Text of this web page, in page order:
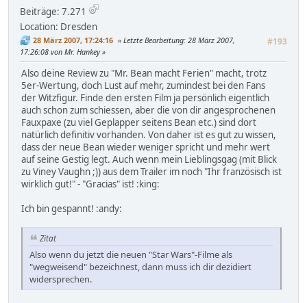
Beiträge: 7.271
Location: Dresden
28 März 2007, 17:24:16 #193
Letzte Bearbeitung: 28 März 2007,
17:26:08 von Mr. Hankey
Also deine Review zu "Mr. Bean macht Ferien" macht, trotz
5er-Wertung, doch Lust auf mehr, zumindest bei den Fans
der Witzfigur. Finde den ersten Film ja persönlich eigentlich
auch schon zum schiessen, aber die von dir angesprochenen
Fauxpaxe (zu viel Geplapper seitens Bean etc.) sind dort
natürlich definitiv vorhanden. Von daher ist es gut zu wissen,
dass der neue Bean wieder weniger spricht und mehr wert
auf seine Gestig legt. Auch wenn mein Lieblingsgag (mit Blick
zu Viney Vaughn ;)) aus dem Trailer im noch "Ihr französisch ist
wirklich gut!" - "Gracias" ist! :king:
Ich bin gespannt! :andy:
Zitat
Also wenn du jetzt die neuen "Star Wars"-Filme als
"wegweisend" bezeichnest, dann muss ich dir dezidiert
widersprechen.